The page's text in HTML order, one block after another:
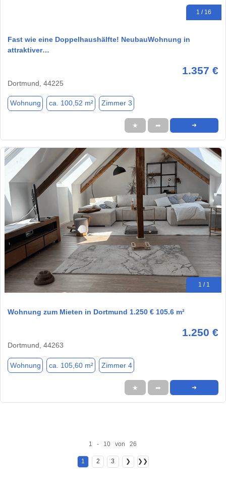
1 / 16
Fast wie eine Doppelhaushälfte! NeubauWohnung in
attraktiver…
1.357 €
Dortmund, 44225
Wohnung ca. 100,52 m² Zimmer 3
★ ➦ ➜
1 / 1
Wohnung zum Mieten in Dortmund 1.250 € 105.6 m²
1.250 €
Dortmund, 44263
Wohnung ca. 105,60 m² Zimmer 4
★ ➦ ➜
1 - 10 von 26
1 2 3 ❯ ❯❯